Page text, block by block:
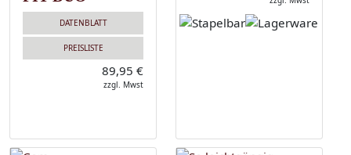
DATENBLATT
PREISLISTE
89,95 €
zzgl. Mwst